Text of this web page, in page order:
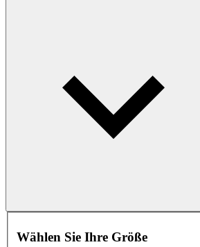
Wählen Sie Ihre Größe